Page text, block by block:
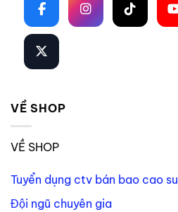
VỀ SHOP
VỀ SHOP
Tuyển dụng ctv bán bao cao su
Đội ngũ chuyên gia